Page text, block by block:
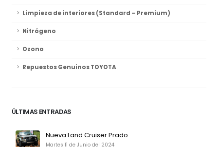
Limpieza de interiores (Standard – Premium)
Nitrógeno
Ozono
Repuestos Genuinos TOYOTA
ÚLTIMAS ENTRADAS
Nueva Land Cruiser Prado
Martes 11 de Junio del 2024